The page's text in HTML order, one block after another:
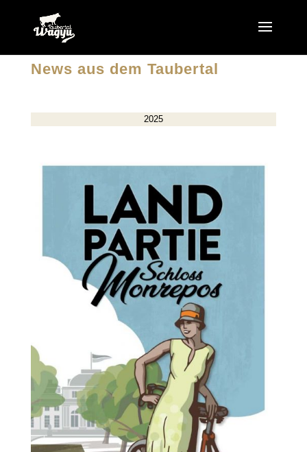
News aus dem Taubertal
2025